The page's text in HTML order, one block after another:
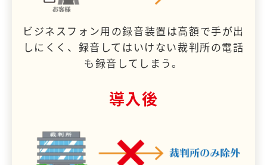
ビジネスフォン用の録音装置は高額で手が出
しにくく、録音してはいけない裁判所の電話
も録音してしまう。
導入後